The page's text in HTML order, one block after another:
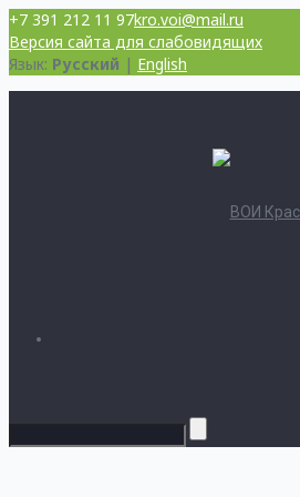
+7 391 212 11 97kro.voi@mail.ru
Версия сайта для слабовидящих
Язык: Русский | English